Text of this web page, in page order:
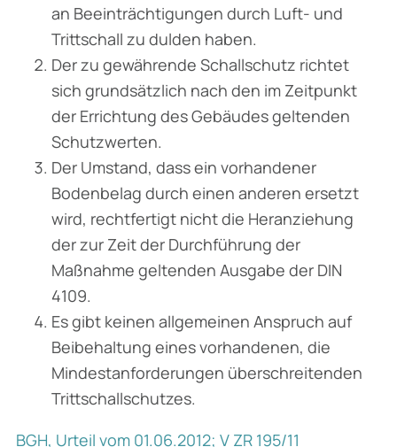
an Beeinträchtigungen durch Luft- und
Trittschall zu dulden haben.
Der zu gewährende Schallschutz richtet
sich grundsätzlich nach den im Zeitpunkt
der Errichtung des Gebäudes geltenden
Schutzwerten.
Der Umstand, dass ein vorhandener
Bodenbelag durch einen anderen ersetzt
wird, rechtfertigt nicht die Heranziehung
der zur Zeit der Durchführung der
Maßnahme geltenden Ausgabe der DIN
4109.
Es gibt keinen allgemeinen Anspruch auf
Beibehaltung eines vorhandenen, die
Mindestanforderungen überschreitenden
Trittschallschutzes.
BGH, Urteil vom 01.06.2012; V ZR 195/11